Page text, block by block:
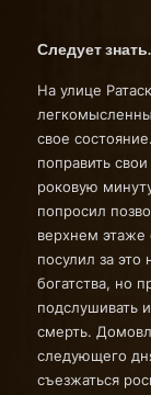
Следует
На улице
свое
поправить
роковую
попросил
верхнем
посулил за это
богатства, но
подслушивать
смерть.
следующего
съезжаться